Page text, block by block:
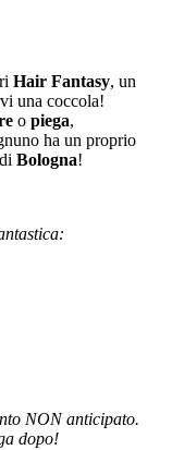
Hair Fantasy, un
una coccola!
o piega,
ha un proprio
Bologna!
NON anticipato.
dopo!